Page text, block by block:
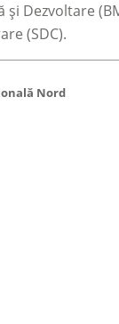
Dezvoltare
(SDC).
Nord